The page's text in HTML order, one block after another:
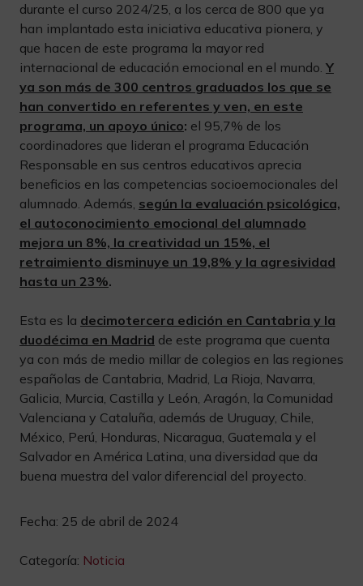
durante el curso 2024/25, a los cerca de 800 que ya
han implantado esta iniciativa educativa pionera, y
que hacen de este programa la mayor red
internacional de educación emocional en el mundo. Y
ya son más de 300 centros graduados los que se
han convertido en referentes y ven, en este
programa, un apoyo único: el 95,7% de los
coordinadores que lideran el programa Educación
Responsable en sus centros educativos aprecia
beneficios en las competencias socioemocionales del
alumnado. Además, según la evaluación psicológica,
el autoconocimiento emocional del alumnado
mejora un 8%, la creatividad un 15%, el
retraimiento disminuye un 19,8% y la agresividad
hasta un 23%.
Esta es la decimotercera edición en Cantabria y la
duodécima en Madrid de este programa que cuenta
ya con más de medio millar de colegios en las regiones
españolas de Cantabria, Madrid, La Rioja, Navarra,
Galicia, Murcia, Castilla y León, Aragón, la Comunidad
Valenciana y Cataluña, además de Uruguay, Chile,
México, Perú, Honduras, Nicaragua, Guatemala y el
Salvador en América Latina, una diversidad que da
buena muestra del valor diferencial del proyecto.
Fecha: 25 de abril de 2024
Categoría: Noticia